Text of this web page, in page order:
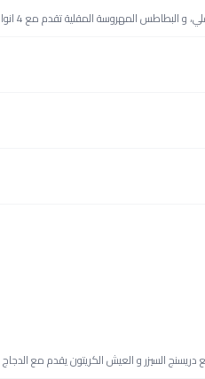
المهروسة المقلية تقدم مع 4 انواع من الصوصات
السيزر و العيش الكريتون يقدم مع